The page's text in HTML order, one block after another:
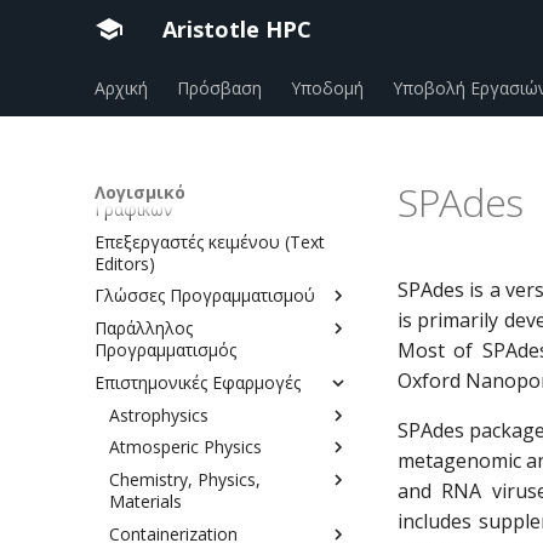
Aristotle HPC
Αρχική Πρόσβαση Υποδομή Υποβολή
Λογισμικό
Modules Browser
Αναβαθμίσεις Λογισμικού
Περιβάλλον Λογισμικού
(modules, environments)
Conda
Jupyter
Mathematica
Matlab
PyCharm
Spyder IDE
Unity
vtune
Εργαλεία Επεξεργασίας
Γραφικών
Blender
Επεξεργαστές κειμένου (Text
Editors)
Γλώσσες Προγραμματισμού
Julia
Mathematica
Matlab
Python
R
Sagemath
Παράλληλος
Προγραμματισμός
CUDA
Dakota
GNU Parallel
MPI/OpenMP
Nextflow
Επιστημονικές Εφαρμογές
Αstrophysics
Cloudy
ET
MESA
Atmosperic Physics
Atmospheric Toolbox
CESM
Chemistry, Physics,
Materials
BIOVIA
Containerization
SPAdes
SPAdes is a
is primarily
Most of
Oxford
SPAdes
metagenomic
and RNA
includes